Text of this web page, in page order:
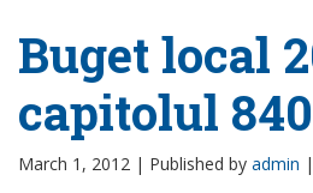
Buget local
capitolul
March 1, 2012 | Published by admin |